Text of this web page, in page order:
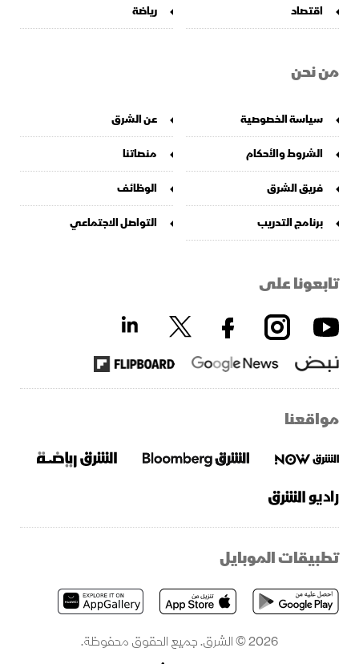
اقتصاد
رياضة
من نحن
سياسة الخصوصية
عن الشرق
الشروط والأحكام
منصاتنا
فريق الشرق
الوظائف
برنامج التدريب
التواصل الاجتماعي
تابعونا على
مواقعنا
تطبيقات الموبايل
2026 © الشرق. جميع الحقوق محفوظة.